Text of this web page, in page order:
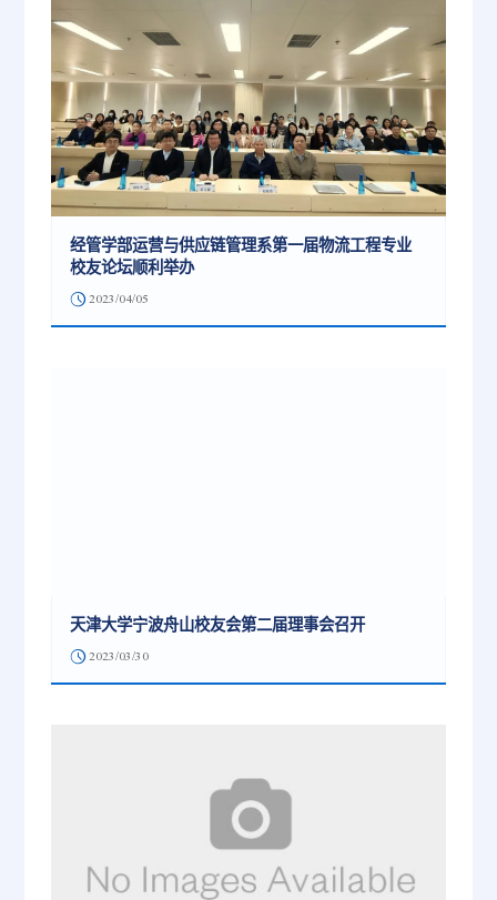
经管学部运营与供应链管理系第一届物流工程专业
校友论坛顺利举办
2023/04/05
天津大学宁波舟山校友会第二届理事会召开
2023/03/30